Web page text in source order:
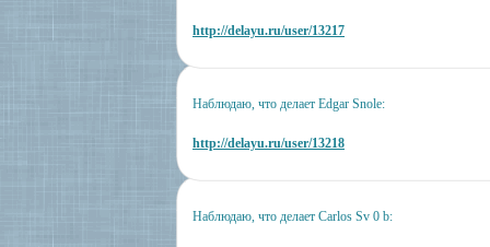
http://delayu.ru/user/13217
Наблюдаю, что делает Edgar Snole:
http://delayu.ru/user/13218
Наблюдаю, что делает Carlos Sv 0 b: